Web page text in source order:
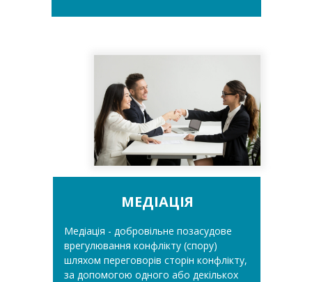
Медіація - добровільне позасудове
врегулювання конфлікту (спору)
шляхом переговорів сторін конфлікту,
за допомогою одного або декількох
МЕДІАЦІЯ